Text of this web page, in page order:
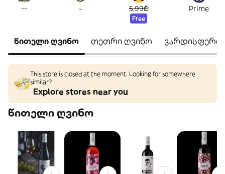
-- - 5,99₾
Free
Prime
წითელი ღვინო თეთრი ღვინო ვარდისფერი
This store is closed at the moment. Looking for somewhere
similar?
Explore stores near you
წითელი ღვინო